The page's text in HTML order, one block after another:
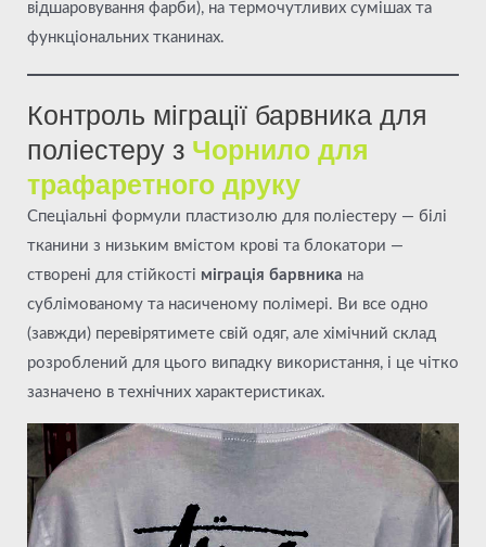
відшаровування фарби), на термочутливих сумішах та
функціональних тканинах.
Контроль міграції барвника для
поліестеру з Чорнило для
трафаретного друку
Спеціальні формули пластизолю для поліестеру — білі
тканини з низьким вмістом крові та блокатори —
створені для стійкості міграція барвника на
сублімованому та насиченому полімері. Ви все одно
(завжди) перевірятимете свій одяг, але хімічний склад
розроблений для цього випадку використання, і це чітко
зазначено в технічних характеристиках.